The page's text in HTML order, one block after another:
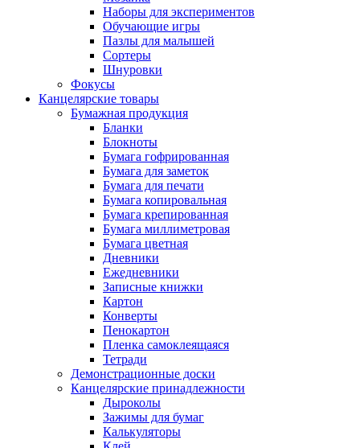
Наборы для экспериментов
Обучающие игры
Пазлы для малышей
Сортеры
Шнуровки
Фокусы
Канцелярские товары
Бумажная продукция
Бланки
Блокноты
Бумага гофрированная
Бумага для заметок
Бумага для печати
Бумага копировальная
Бумага крепированная
Бумага миллиметровая
Бумага цветная
Дневники
Ежедневники
Записные книжки
Картон
Конверты
Пенокартон
Пленка самоклеящаяся
Тетради
Демонстрационные доски
Канцелярские принадлежности
Дыроколы
Зажимы для бумаг
Калькуляторы